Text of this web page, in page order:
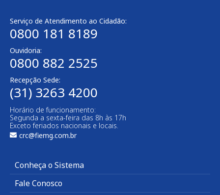
Serviço de Atendimento ao Cidadão:
0800 181 8189
Ouvidoria:
0800 882 2525
Recepção Sede:
(31) 3263 4200
Horário de funcionamento:
Segunda a sexta-feira das 8h às 17h
Exceto feriados nacionais e locais.
crc@fiemg.com.br
Conheça o Sistema
Fale Conosco